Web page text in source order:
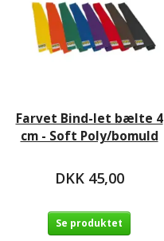
Farvet Bind-let bælte 4
cm - Soft Poly/bomuld
DKK 45,00
Se produktet